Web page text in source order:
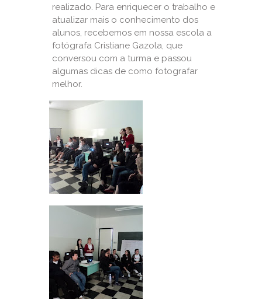
realizado. Para enriquecer o trabalho e
atualizar mais o conhecimento dos
alunos, recebemos em nossa escola a
fotógrafa Cristiane Gazola, que
conversou com a turma e passou
algumas dicas de como fotografar
melhor.